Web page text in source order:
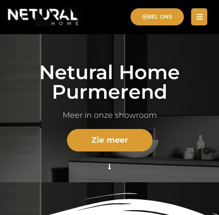
BEL ONS
Netural Home
Purmerend
Meer in onze showroom
Zie meer